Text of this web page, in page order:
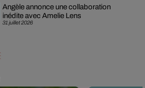
31 juillet 2026
Angèle annonce une collaboration
inédite avec Amelie Lens